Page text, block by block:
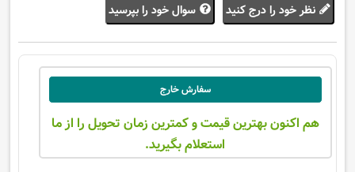
نظر خود را درج کنید سوال خود را بپرسید
سفارش خارج
هم اکنون بهترین قیمت و کمترین زمان تحویل را از ما
استعلام بگیرید.